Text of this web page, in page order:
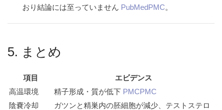
おり結論には至っていません PubMedPMC。
5. まとめ
項目
エビデンス
高温環境
精子形成・質が低下 PMCPMC
陰嚢冷却
ガツンと精巣内の胚細胞が減少、テストステロ